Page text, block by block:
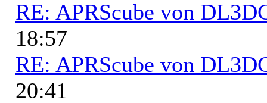
RE: APRScube von
18:57
RE: APRScube von
20:41